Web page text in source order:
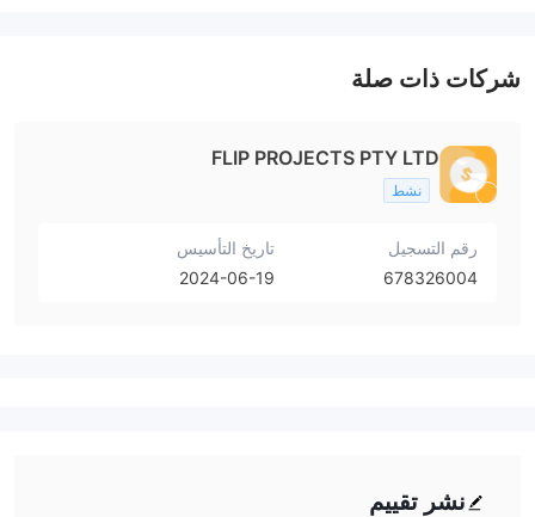
شركات ذات صلة
FLIP PROJECTS PTY LTD
نشط
رقم التسجيل
678326004
تاريخ التأسيس
2024-06-19
نشر تقييم